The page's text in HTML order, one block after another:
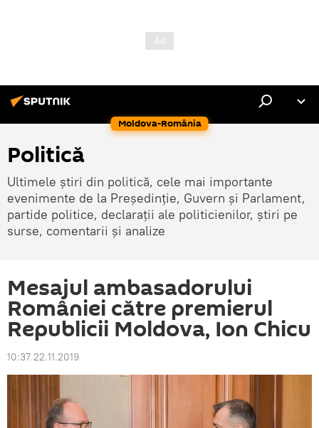
Moldova-România
Politică
Ultimele știri din politică, cele mai importante
evenimente de la Președinție, Guvern și Parlament,
partide politice, declarații ale politicienilor, știri pe
surse, comentarii și analize
Mesajul ambasadorului
României către premierul
Republicii Moldova, Ion Chicu
10:37 22.11.2019